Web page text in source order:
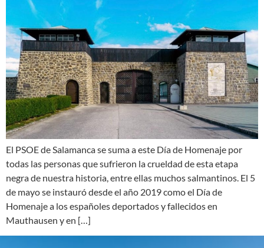
El PSOE de Salamanca se suma a este Día de Homenaje por
todas las personas que sufrieron la crueldad de esta etapa
negra de nuestra historia, entre ellas muchos salmantinos. El 5
de mayo se instauró desde el año 2019 como el Día de
Homenaje a los españoles deportados y fallecidos en
Mauthausen y en […]